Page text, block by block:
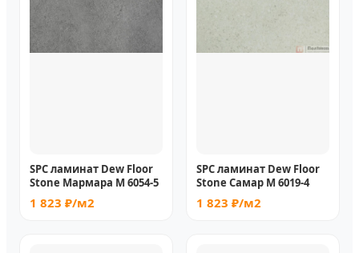
SPC ламинат Dew Floor
Stone Мармара М 6054-5
1 823 ₽/м2
SPC ламинат Dew Floor
Stone Самар М 6019-4
1 823 ₽/м2